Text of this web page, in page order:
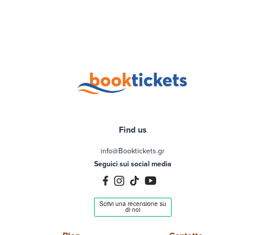
Find us
info@Booktickets.gr
Seguici sui social media